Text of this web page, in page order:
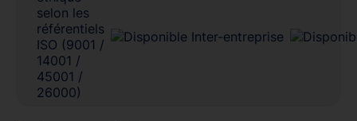
selon les
référentiels
ISO (9001 /
14001 /
45001 /
26000)